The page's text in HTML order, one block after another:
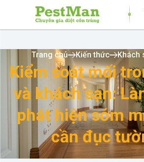
Trang chủ Kiến thức Khách
Kiểm soát mối
và khách sạn:
phát hiện sớm
cần đục